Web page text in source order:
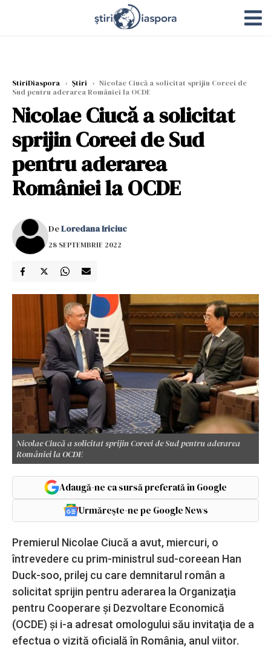
StiriDiaspora › Știri › Nicolae Ciucă a solicitat sprijin Coreei de
Sud pentru aderarea României la OCDE
Nicolae Ciucă a solicitat
sprijin Coreei de Sud
pentru aderarea
României la OCDE
DeLoredana Iriciuc
28 SEPTEMBRIE 2022
Nicolae Ciucă a solicitat sprijin Coreei de Sud pentru aderarea
României la OCDE
Adaugă-ne ca sursă preferată în Google
Urmărește-ne pe Google News
Premierul Nicolae Ciucă a avut, miercuri, o
întrevedere cu prim-ministrul sud-coreean Han
Duck-soo, prilej cu care demnitarul român a
solicitat sprijin pentru aderarea la Organizaţia
pentru Cooperare şi Dezvoltare Economică
(OCDE) şi i-a adresat omologului său invitaţia de a
efectua o vizită oficială în România, anul viitor.